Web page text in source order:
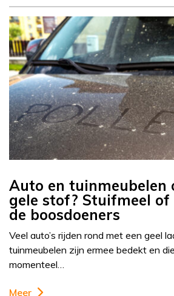
Auto en tuinmeubelen
gele stof? Stuifmeel of
de boosdoeners
Veel auto’s rijden rond met een geel
tuinmeubelen zijn ermee bedekt en
momenteel…
Meer